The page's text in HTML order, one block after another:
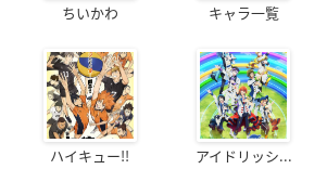
ちいかわ キャラ一覧
ハイキュー!! アイドリッシ...